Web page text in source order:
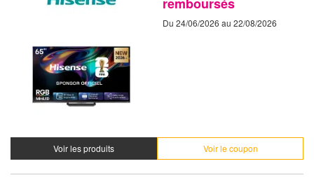
Du 24/06/2026 au 22/08/2026
Voir les produits Voir le coupon